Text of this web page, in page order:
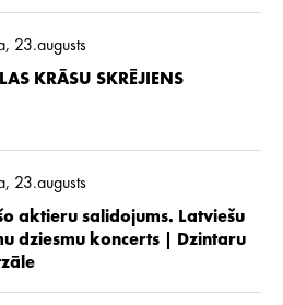
23.augusts
KRĀSU SKRĒJIENS
23.augusts
aktieru salidojums. Latviešu
dziesmu koncerts | Dzintaru